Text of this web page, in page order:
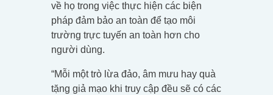
về họ trong việc thực hiện các biện
pháp đảm bảo an toàn để tạo môi
trường trực tuyến an toàn hơn cho
người dùng.
“Mỗi một trò lừa đảo, âm mưu hay quà
tặng giả mạo khi truy cập đều sẽ có các